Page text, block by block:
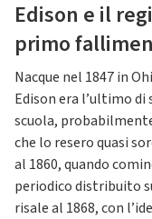
Edison e il
primo
Nacque nel 1847 in
Edison era l’ultimo
scuola,
che lo resero quasi
al 1860, quando
periodico distribuito
risale al 1868, con